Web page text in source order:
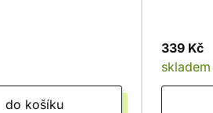
do košíku
339 Kč
skladem